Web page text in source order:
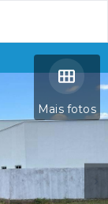
Mais fotos